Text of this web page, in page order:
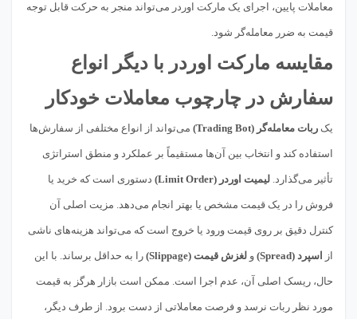
معاملات پایین، اجرای یک مارکت اوردر می‌تواند منجر به حرکت قابل توجه
قیمت به ضرر معامله‌گر شود.
مقایسه مارکت اوردر با دیگر انواع
سفارش در چارچوب معاملات خودکار
یک ربات معامله‌گر (Trading Bot) می‌تواند از انواع مختلفی از سفارش‌ها
استفاده کند و انتخاب بین آن‌ها مستقیماً بر عملکرد و منطق استراتژی
تأثیر می‌گذارد. لیمیت اوردر (Limit Order) دستوری است که خرید یا
فروش را در یک قیمت مشخص یا بهتر انجام می‌دهد. مزیت اصلی آن
کنترل دقیق بر روی قیمت ورود یا خروج است که می‌تواند هزینه‌های ناشی
از اسپرد (Spread) و لغزش قیمت (Slippage) را به حداقل برساند. با این
حال، ریسک اصلی آن، عدم اجرا است. ممکن است بازار هرگز به قیمت
مورد نظر ربات نرسد و فرصت معاملاتی از دست برود. از طرف دیگر،